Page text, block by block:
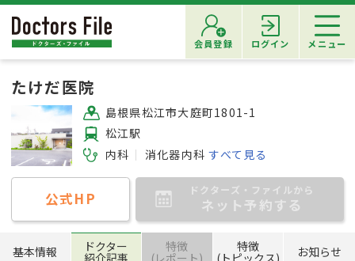
会員登録 ログイン メニュー
たけだ医院
島根県松江市大庭町1801-1
松江駅
内科
消化器内科 すべて見る
公式HP ドクターズ・ファイルから
ネット予約する
基本情報 ドクター
紹介記事
特徴
(レポート)
特徴
(トピックス) お知らせ